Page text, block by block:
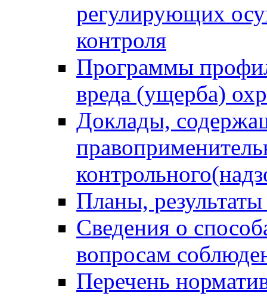
регулирующих
контроля
Программы
вреда (ущерба)
Доклады,
Планы,
Сведения о
вопросам
Перечень